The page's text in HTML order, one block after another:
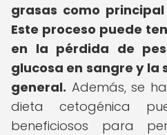
grasas como
Este proceso puede
en la pérdida de
glucosa en sangre y la
general. Además, se
dieta cetogénica
beneficiosos para